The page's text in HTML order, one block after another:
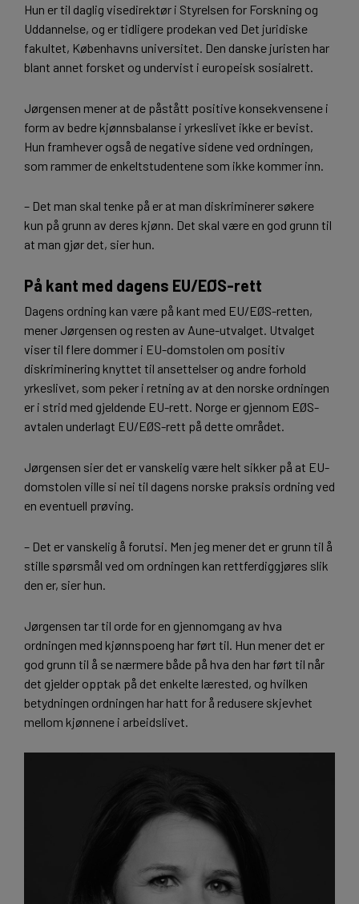
Hun er til daglig visedirektør i Styrelsen for Forskning og
Uddannelse, og er tidligere prodekan ved Det juridiske
fakultet, Københavns universitet. Den danske juristen har
blant annet forsket og undervist i europeisk sosialrett.
Jørgensen mener at de påstått positive konsekvensene i
form av bedre kjønnsbalanse i yrkeslivet ikke er bevist.
Hun framhever også de negative sidene ved ordningen,
som rammer de enkeltstudentene som ikke kommer inn.
– Det man skal tenke på er at man diskriminerer søkere
kun på grunn av deres kjønn. Det skal være en god grunn til
at man gjør det, sier hun.
På kant med dagens EU/EØS-rett
Dagens ordning kan være på kant med EU/EØS-retten,
mener Jørgensen og resten av Aune-utvalget. Utvalget
viser til flere dommer i EU-domstolen om positiv
diskriminering knyttet til ansettelser og andre forhold
yrkeslivet, som peker i retning av at den norske ordningen
er i strid med gjeldende EU-rett. Norge er gjennom EØS-
avtalen underlagt EU/EØS-rett på dette området.
Jørgensen sier det er vanskelig være helt sikker på at EU-
domstolen ville si nei til dagens norske praksis ordning ved
en eventuell prøving.
– Det er vanskelig å forutsi. Men jeg mener det er grunn til å
stille spørsmål ved om ordningen kan rettferdiggjøres slik
den er, sier hun.
Jørgensen tar til orde for en gjennomgang av hva
ordningen med kjønnspoeng har ført til. Hun mener det er
god grunn til å se nærmere både på hva den har ført til når
det gjelder opptak på det enkelte lærested, og hvilken
betydningen ordningen har hatt for å redusere skjevhet
mellom kjønnene i arbeidslivet.